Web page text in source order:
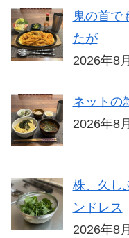
鬼の首で
たが
2026年8
ネットの
2026年8
株、久し
ンドレス
2026年8